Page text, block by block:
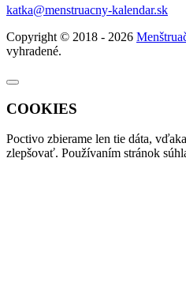
katka@menstruacny-kalendar.sk
Copyright © 2018 - 2026
vyhradené.
COOKIES
Poctivo zbierame len tie dáta,
zlepšovať. Používaním stránok